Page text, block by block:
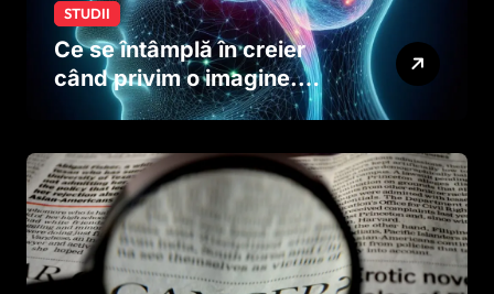
STUDII
Ce se întâmplă în creier
când privim o imagine.
Studiul care explică rolul